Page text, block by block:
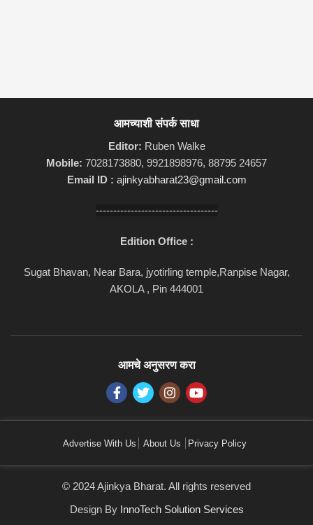
आमच्याशी संपर्क साधा
Editor: Ruben Walke
Mobile: 7028173880, 9921898976, 88795 24657
Email ID : ajinkyabharat23@gmail.com
-----------------------------------
Edition Office :
Sugat Bhavan, Near Bara, jyotirling temple,Ranpise Nagar,
AKOLA , Pin 444001
आमचे अनुसरण करा
Advertise With Us About Us Privacy Policy
© 2024 Ajinkya Bharat. All rights reserved
Design By InnoTech Solution Services